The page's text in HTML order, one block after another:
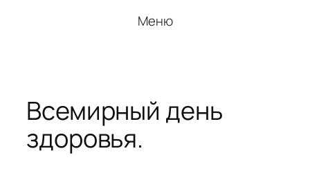
Меню
Всемирный день
здоровья.